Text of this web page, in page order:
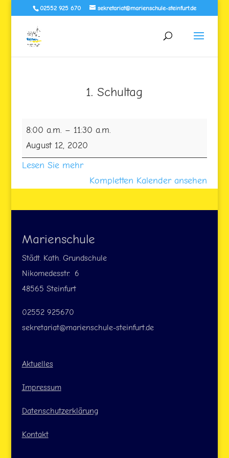
02552 925 670 sekretariat@marienschule-steinfurt.de
1. Schultag
Schultag
8:00 a.m. – 11:30 a.m.
August 12, 2020
Lesen Sie mehr
Kompletten Kalender ansehen
Marienschule
Städt. Kath. Grundschule
Nikomedesstr. 6
48565 Steinfurt
02552 925670
sekretariat@marienschule-steinfurt.de
Aktuelles
Impressum
Datenschutzerklärung
Kontakt